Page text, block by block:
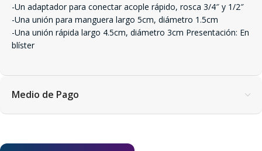
-Un adaptador para conectar acople rápido, rosca 3/4″ y 1/2″
-Una unión para manguera largo 5cm, diámetro 1.5cm
-Una unión rápida largo 4.5cm, diámetro 3cm Presentación: En
blíster
Medio de Pago